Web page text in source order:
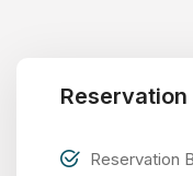
Reservation
Reservation